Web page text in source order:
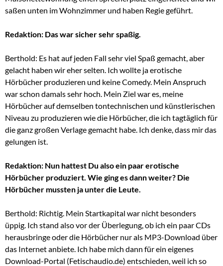
saßen unten im Wohnzimmer und haben Regie geführt.
Redaktion: Das war sicher sehr spaßig.
Berthold: Es hat auf jeden Fall sehr viel Spaß gemacht, aber
gelacht haben wir eher selten. Ich wollte ja erotische
Hörbücher produzieren und keine Comedy. Mein Anspruch
war schon damals sehr hoch. Mein Ziel war es, meine
Hörbücher auf demselben tontechnischen und künstlerischen
Niveau zu produzieren wie die Hörbücher, die ich tagtäglich für
die ganz großen Verlage gemacht habe. Ich denke, dass mir das
gelungen ist.
Redaktion: Nun hattest Du also ein paar erotische
Hörbücher produziert. Wie ging es dann weiter? Die
Hörbücher mussten ja unter die Leute.
Berthold: Richtig. Mein Startkapital war nicht besonders
üppig. Ich stand also vor der Überlegung, ob ich ein paar CDs
herausbringe oder die Hörbücher nur als MP3-Download über
das Internet anbiete. Ich habe mich dann für ein eigenes
Download-Portal (Fetischaudio.de) entschieden, weil ich so